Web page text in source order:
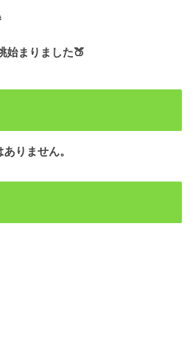
始まりました🍑
りません。